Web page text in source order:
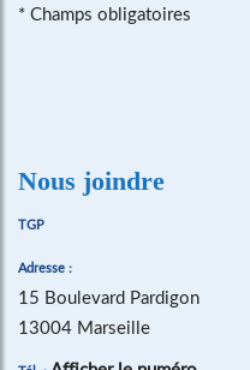
* Champs obligatoires
Nous joindre
TGP
Adresse :
15 Boulevard Pardigon
13004 Marseille